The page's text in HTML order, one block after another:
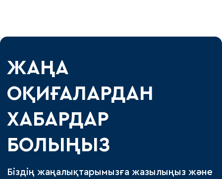
ЖАҢА
ОҚИҒАЛАРДАН
ХАБАРДАР
БОЛЫҢЫЗ
Біздің жаңалықтарымызға жазылыңыз және